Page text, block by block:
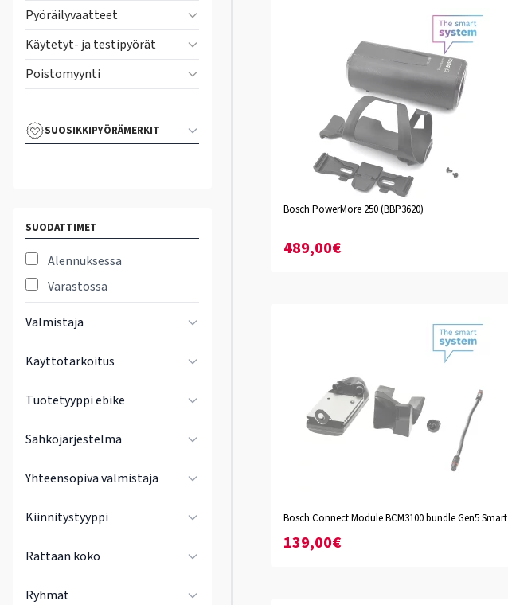
Pyöräilyvaatteet
Käytetyt- ja testipyörät
Poistomyynti
SUOSIKKIPYÖRÄMERKIT
SUODATTIMET
Alennuksessa
Varastossa
Valmistaja
Käyttötarkoitus
Tuotetyyppi ebike
Sähköjärjestelmä
Yhteensopiva valmistaja
Kiinnitystyyppi
Rattaan koko
Ryhmät
Bosch PowerMore 250 (BBP3620)
489,00€
Bosch Connect Module BCM3100 bundle Gen5 Smart
139,00€